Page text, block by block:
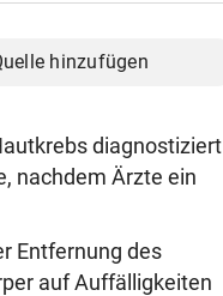
hinzufügen
diagnostiziert
nachdem Ärzte ein
Entfernung des
auf Auffälligkeiten